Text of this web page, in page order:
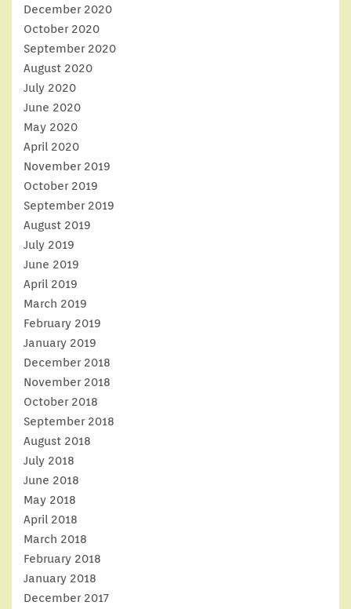
December 2020
October 2020
September 2020
August 2020
July 2020
June 2020
May 2020
April 2020
November 2019
October 2019
September 2019
August 2019
July 2019
June 2019
April 2019
March 2019
February 2019
January 2019
December 2018
November 2018
October 2018
September 2018
August 2018
July 2018
June 2018
May 2018
April 2018
March 2018
February 2018
January 2018
December 2017